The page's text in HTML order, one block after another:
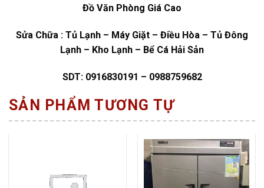
Đồ Văn Phòng Giá Cao
Sửa Chữa : Tủ Lạnh – Máy Giặt – Điều Hòa – Tủ Đông
Lạnh – Kho Lạnh – Bể Cá Hải Sản
SDT: 0916830191 – 0988759682
SẢN PHẨM TƯƠNG TỰ